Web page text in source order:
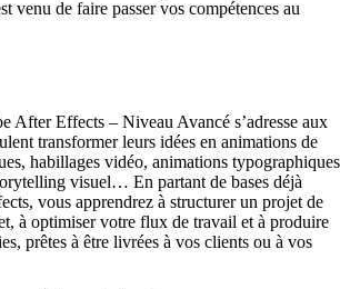
venu de faire passer vos compétences au
After Effects – Niveau Avancé s’adresse aux
transformer leurs idées en animations de
habillages vidéo, animations
visuel… En partant de bases déjà
vous apprendrez à structurer un projet de
à optimiser votre flux de travail et à produire
prêtes à être livrées à vos clients ou à vos